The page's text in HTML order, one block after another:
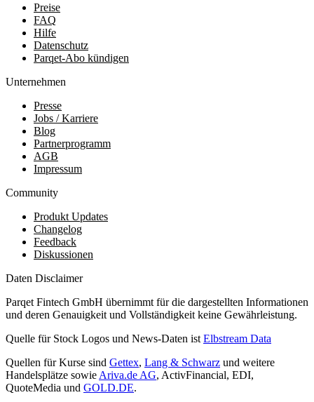
Preise
FAQ
Hilfe
Datenschutz
Parqet-Abo kündigen
Unternehmen
Presse
Jobs / Karriere
Blog
Partnerprogramm
AGB
Impressum
Community
Produkt Updates
Changelog
Feedback
Diskussionen
Daten Disclaimer
Parqet Fintech GmbH übernimmt für die dargestellten Informationen
und deren Genauigkeit und Vollständigkeit keine Gewährleistung.
Quelle für Stock Logos und News-Daten ist Elbstream Data
Quellen für Kurse sind Gettex, Lang & Schwarz und weitere
Handelsplätze sowie Ariva.de AG, ActivFinancial, EDI,
QuoteMedia und GOLD.DE.